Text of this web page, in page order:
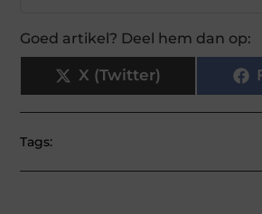
Goed artikel? Deel hem dan op:
X (Twitter)
Tags: